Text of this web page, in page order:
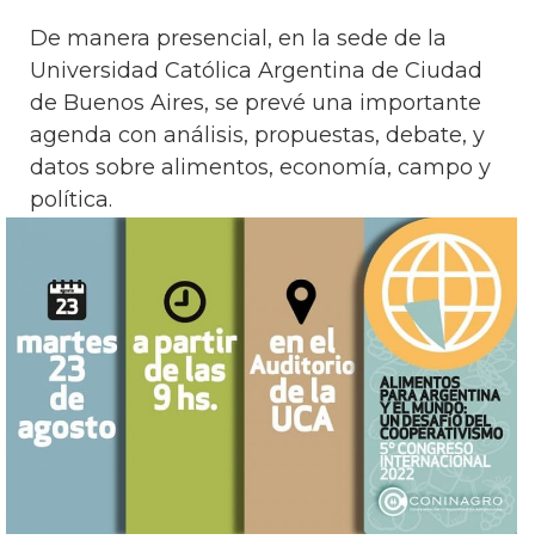
De manera presencial, en la sede de la
Universidad Católica Argentina de Ciudad
de Buenos Aires, se prevé una importante
agenda con análisis, propuestas, debate, y
datos sobre alimentos, economía, campo y
política.